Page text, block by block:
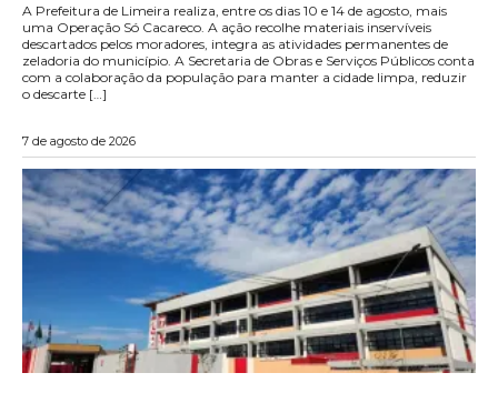
A Prefeitura de Limeira realiza, entre os dias 10 e 14 de agosto, mais
uma Operação Só Cacareco. A ação recolhe materiais inservíveis
descartados pelos moradores, integra as atividades permanentes de
zeladoria do município. A Secretaria de Obras e Serviços Públicos conta
com a colaboração da população para manter a cidade limpa, reduzir
o descarte […]
7 de agosto de 2026